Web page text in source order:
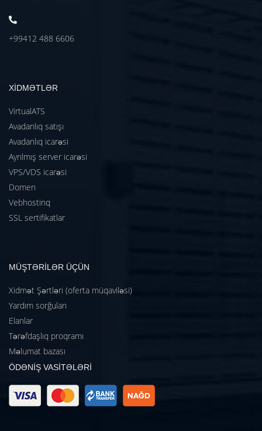
+99412 488 6606
XİDMƏTLƏR
VirtualATS
Avadanlıq satışı
Avadanlıq icarəsi
Ayrılmış server icarəsi
VPS/VDS icarəsi
Domen
Vebhostinq
SSL sertifikatlar
MÜŞTƏRİLƏR ÜÇÜN
Xidmət Şərtləri (oferta müqaviləsi)
Yardım sorğuları
Elanlar
Tərəfdaşlıq proqramı
Məlumat bazası
ÖDƏNİŞ VASİTƏLƏRİ